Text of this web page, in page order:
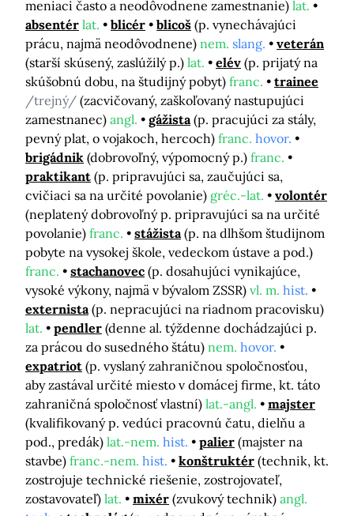
meniaci často a neodôvodnene zamestnanie) lat.
absentér lat. blicér blicoš (p. vynechávajúci
prácu, najmä neodôvodnene) nem. slang.
veterán
(starší skúsený, zaslúžilý p.) lat. elév (p. prijatý na
skúšobnú dobu, na študijný pobyt) franc.
trainee
/trejný/ (zacvičovaný, zaškoľovaný nastupujúci
zamestnanec) angl. gážista (p. pracujúci za stály,
pevný plat, o vojakoch, hercoch) franc. hovor.
brigádnik (dobrovoľný, výpomocný p.) franc.
praktikant (p. pripravujúci sa, zaučujúci sa,
cvičiaci sa na určité povolanie) gréc.-lat.
volontér
(neplatený dobrovoľný p. pripravujúci sa na určité
povolanie) franc. stážista (p. na dlhšom študijnom
pobyte na vysokej škole, vedeckom ústave a pod.)
franc.
stachanovec (p. dosahujúci vynikajúce,
vysoké výkony, najmä v bývalom ZSSR) vl. m. hist.
externista (p. nepracujúci na riadnom pracovisku)
lat.
pendler (denne al. týždenne dochádzajúci p.
za prácou do susedného štátu) nem. hovor.
expatriot (p. vyslaný zahraničnou spoločnosťou,
aby zastával určité miesto v domácej firme, kt. táto
zahraničná spoločnosť vlastní) lat.-angl.
majster
(kvalifikovaný p. vedúci pracovnú čatu, dielňu a
pod., predák) lat.-nem. hist. palier (majster na
stavbe) franc.-nem. hist. konštruktér (technik, kt.
zostrojuje technické riešenie, zostrojovateľ,
zostavovateľ) lat. mixér (zvukový technik) angl.